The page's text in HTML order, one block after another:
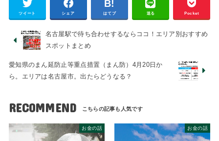
ツイート シェア はてブ 送る Pocket
名古屋駅で待ち合わせするならココ！エリア別おすすめ
スポットまとめ
愛知県のまん延防止等重点措置（まん防）4月20日か
ら。エリアは名古屋市。出たらどうなる？
RECOMMEND
お金の話 お金の話